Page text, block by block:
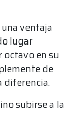
ventaja
lugar
en su
de
diferencia.
subirse a la